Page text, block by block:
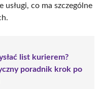
co ma szczególne
list kurierem?
poradnik krok po